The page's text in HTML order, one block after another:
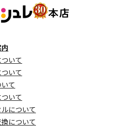
いて
いて
て
いて
について
について